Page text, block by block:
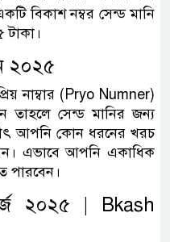
বিকাশ নম্বর সেন্ড মানি
টাকা।
২০২৫
নাম্বার (Pryo Numner)
তাহলে সেন্ড মানির জন্য
আপনি কোন ধরনের খরচ
এভাবে আপনি একাধিক
পারবেন।
২০২৫ | Bkash